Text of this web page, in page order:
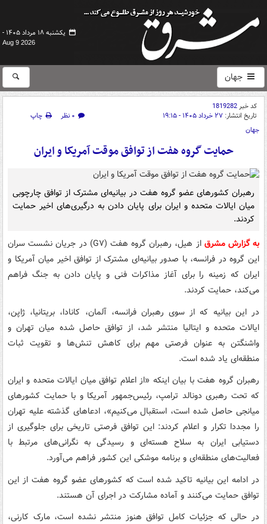
یکشنبه ۱۸ مرداد ۱۴۰۵ -
Aug 9 2026
جهان
کد خبر1819282
تاریخ انتشار: ۲۷ خرداد ۱۴۰۵ - ۱۹:۱۵ ۰ نظر
چاپ
جهان
حمایت گروه هفت از توافق موقت آمریکا و ایران
رهبران کشورهای عضو گروه هفت در بیانیه‌ای مشترک از توافق چارچوبی
میان ایالات متحده و ایران برای پایان دادن به درگیری‌های اخیر حمایت
کردند.
به گزارش مشرق
از هیل، رهبران گروه هفت (G۷) در جریان نشست سران
این گروه در فرانسه، با صدور بیانیه‌ای مشترک از توافق اخیر میان آمریکا و
ایران که زمینه را برای آغاز مذاکرات فنی و پایان دادن به جنگ فراهم
می‌کند، حمایت کردند.
در این بیانیه که از سوی رهبران فرانسه، آلمان، کانادا، بریتانیا، ژاپن،
ایالات متحده و ایتالیا منتشر شد، از توافق حاصل‌ شده میان تهران و
واشنگتن به عنوان فرصتی مهم برای کاهش تنش‌ها و تقویت ثبات
منطقه‌ای یاد شده است.
رهبران گروه هفت با بیان اینکه «از اعلام توافق میان ایالات متحده و ایران
که تحت رهبری دونالد ترامپ، رئیس‌جمهور آمریکا و با حمایت کشورهای
میانجی حاصل شده است، استقبال می‌کنیم»، ادعاهای گذشته علیه تهران
را مجددا تکرار و اعلام کردند: این توافق فرصتی تاریخی برای جلوگیری از
دستیابی ایران به سلاح هسته‌ای و رسیدگی به نگرانی‌های مرتبط با
فعالیت‌های منطقه‌ای و برنامه موشکی این کشور فراهم می‌آورد.
در ادامه این بیانیه تاکید شده است که کشورهای عضو گروه هفت از این
توافق حمایت می‌کنند و آماده مشارکت در اجرای آن هستند.
در حالی که جزئیات کامل توافق هنوز منتشر نشده است، مارک کارنی،